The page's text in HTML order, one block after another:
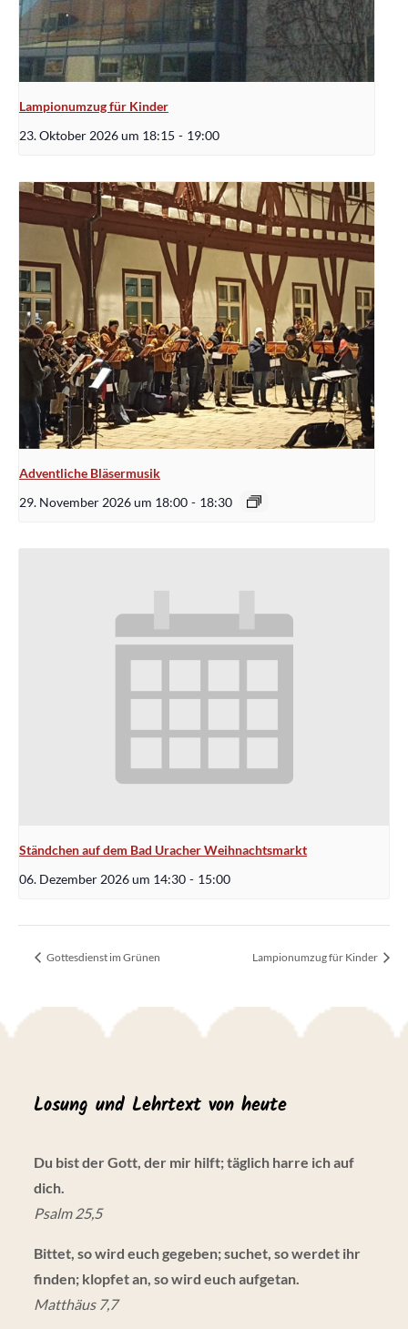
Lampionumzug für Kinder
23. Oktober 2026 um 18:15 - 19:00
Adventliche Bläsermusik
29. November 2026 um 18:00 - 18:30
Ständchen auf dem Bad Uracher Weihnachtsmarkt
06. Dezember 2026 um 14:30 - 15:00
Gottesdienst im Grünen Lampionumzug für Kinder
Losung und Lehrtext von heute
Du bist der Gott, der mir hilft; täglich harre ich auf
dich.
Psalm 25,5
Bittet, so wird euch gegeben; suchet, so werdet ihr
finden; klopfet an, so wird euch aufgetan.
Matthäus 7,7